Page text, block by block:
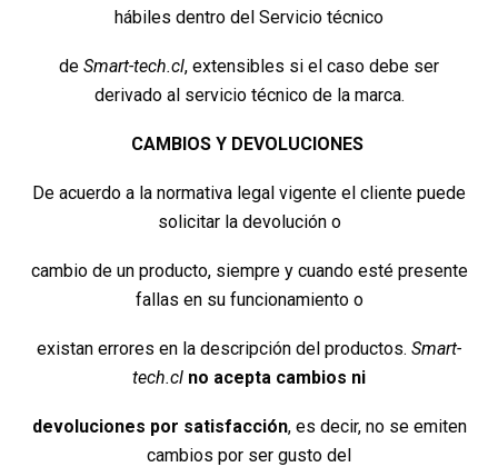
hábiles dentro del Servicio técnico
de Smart-tech.cl, extensibles si el caso debe ser
derivado al servicio técnico de la marca.
CAMBIOS Y DEVOLUCIONES
De acuerdo a la normativa legal vigente el cliente puede
solicitar la devolución o
cambio de un producto, siempre y cuando esté presente
fallas en su funcionamiento o
existan errores en la descripción del productos. Smart-
tech.cl no acepta cambios ni
devoluciones por satisfacción, es decir, no se emiten
cambios por ser gusto del